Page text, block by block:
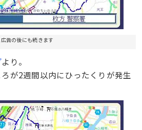
広告の後にも続きます
より。
が2週間以内にひったくりが発生